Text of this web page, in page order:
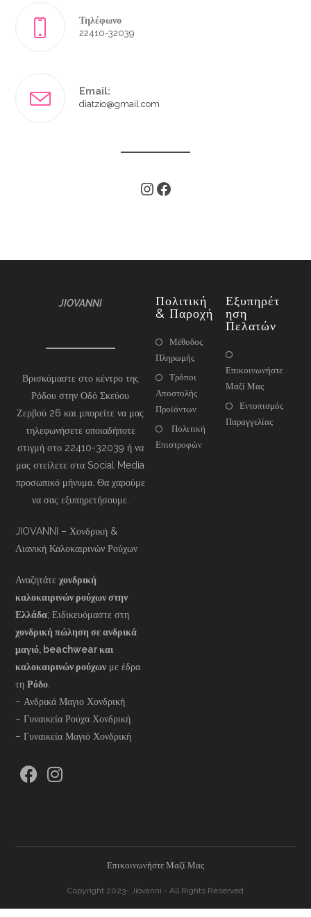
Τηλέφωνο
22410-32039
Email:
diatzio@gmail.com
JIOVANNI
Βρισκόμαστε στο κέντρο της
Ρόδου στην Οδό Σκεύου
Ζερβού 26 και μπορείτε να μας
τηλεφωνήσετε οποιαδήποτε
στιγμή στο 22410-32039 ή να
μας στείλετε στα Social Media
προσωπικό μήνυμα. Θα χαρούμε
να σας εξυπηρετήσουμε.
JIOVANNI – Χονδρική &
Λιανική Καλοκαιρινών Ρούχων
Αναζητάτεχονδρική
καλοκαιρινών ρούχων στην
Ελλάδα; Ειδικευόμαστε στη
χονδρική πώληση σε ανδρικά
μαγιό, beachwear και
καλοκαιρινών ρούχων με έδρα
τηΡόδο
– Ανδρικά Μαγιο Χονδρική
– Γυναικεία Ρούχα Χονδρική
– Γυναικεία Μαγιό Χονδρική
Πολιτική
& Παροχή
Μέθοδος
Πληρωμής
Τρόποι
Αποστολής
Προϊόντων
Πολιτική
Επιστροφών
Εξυπηρέτ
Ηση
Πελατών
Επικοινωνήστε
Μαζί Μας
Εντοπισμός
Παραγγελίας
Επικοινωνήστε Μαζί Μας
Copyright 2023- Jiovanni - All Rights Reserved